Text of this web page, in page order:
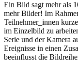
Ein Bild sagt mehr als
mehr Bilder! Im
Teilnehmer_innen
im Einzelbild zu
Serie und der Kamera
Ereignisse in einen
beeinflusst die